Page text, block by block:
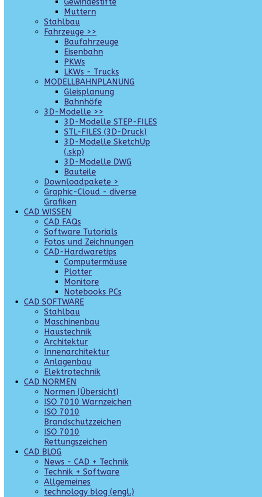
Muttern
Stahlbau
Fahrzeuge >>
Baufahrzeuge
Eisenbahn
PKWs
LKWs - Trucks
MODELLBAHNPLANUNG
Gleisplanung
Bahnhöfe
3D-Modelle >>
3D-Modelle STEP-FILES
STL-FILES (3D-Druck)
3D-Modelle SketchUp
(.skp)
3D-Modelle DWG
Bauteile
Downloadpakete >
Graphic-Cloud - diverse
Grafiken
CAD WISSEN
CAD FAQs
Software Tutorials
Fotos und Zeichnungen
CAD-Hardwaretips
Computermäuse
Plotter
Monitore
Notebooks PCs
CAD SOFTWARE
Stahlbau
Maschinenbau
Haustechnik
Architektur
Innenarchitektur
Anlagenbau
Elektrotechnik
CAD NORMEN
Normen (Übersicht)
ISO 7010 Warnzeichen
ISO 7010
Brandschutzzeichen
ISO 7010
Rettungszeichen
CAD BLOG
News - CAD + Technik
Technik + Software
Allgemeines
technology blog (engl.)